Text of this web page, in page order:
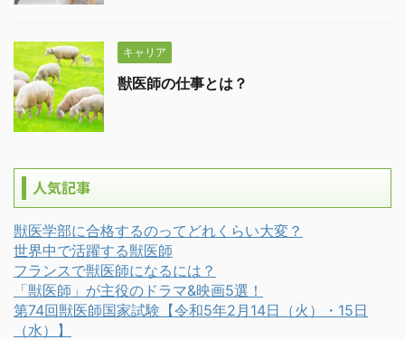
キャリア
獣医師の仕事とは？
人気記事
獣医学部に合格するのってどれくらい大変？
世界中で活躍する獣医師
フランスで獣医師になるには？
「獣医師」が主役のドラマ&映画5選！
第74回獣医師国家試験【令和5年2月14日（火）・15日
（水）】